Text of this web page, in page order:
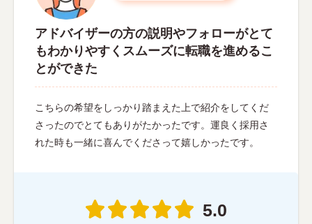
アドバイザーの方の説明やフォローがとて
もわかりやすくスムーズに転職を進めるこ
とができた
こちらの希望をしっかり踏まえた上で紹介をしてくだ
さったのでとてもありがたかったです。運良く採用さ
れた時も一緒に喜んでくださって嬉しかったです。
5.0